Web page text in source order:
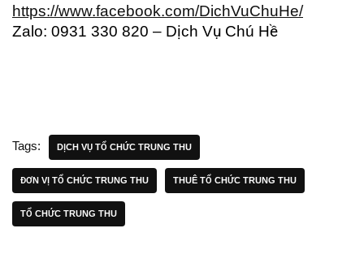
https://www.facebook.com/DichVuChuHe/
Zalo: 0931 330 820 – Dịch Vụ Chú Hề
Tags: DỊCH VỤ TỔ CHỨC TRUNG THU
ĐƠN VỊ TỔ CHỨC TRUNG THU THUÊ TỔ CHỨC TRUNG THU
TỔ CHỨC TRUNG THU